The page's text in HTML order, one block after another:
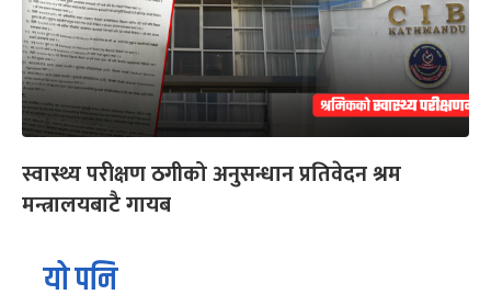
स्वास्थ्य परीक्षण ठगीको अनुसन्धान प्रतिवेदन श्रम
मन्त्रालयबाटै गायब
यो पनि